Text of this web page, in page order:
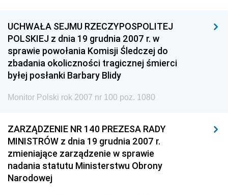
UCHWAŁA SEJMU RZECZYPOSPOLITEJ
POLSKIEJ z dnia 19 grudnia 2007 r. w
sprawie powołania Komisji Śledczej do
zbadania okoliczności tragicznej śmierci
byłej posłanki Barbary Blidy
Monitor Polski rok 2007 nr 100 poz. 1080
ZARZĄDZENIE NR 140 PREZESA RADY
MINISTRÓW z dnia 19 grudnia 2007 r.
zmieniające zarządzenie w sprawie
nadania statutu Ministerstwu Obrony
Narodowej